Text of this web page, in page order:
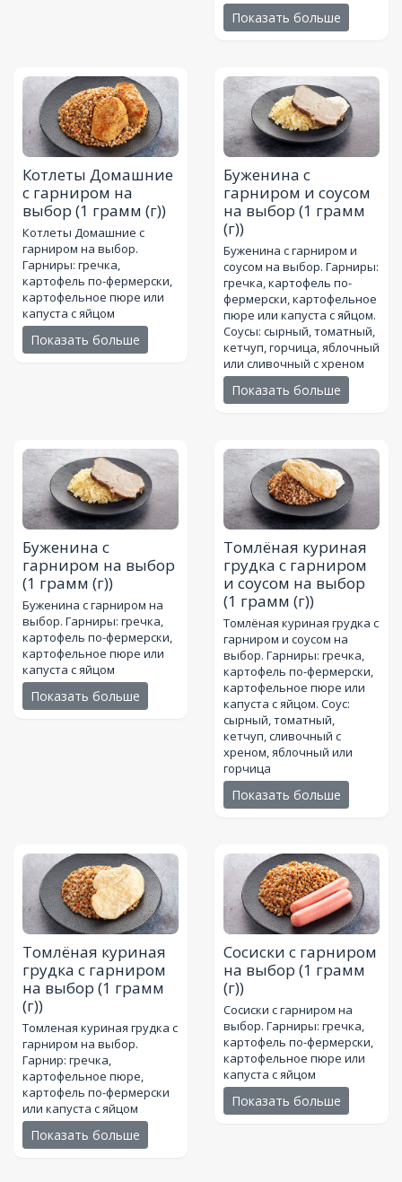
Показать больше
Котлеты Домашние
с гарниром на
выбор (1 грамм (г))
Котлеты Домашние с
гарниром на выбор.
Гарниры: гречка,
картофель по-фермерски,
картофельное пюре или
капуста с яйцом
Показать больше
Буженина с
гарниром и соусом
на выбор (1 грамм
(г))
Буженина с гарниром и
соусом на выбор. Гарниры:
гречка, картофель по-
фермерски, картофельное
пюре или капуста с яйцом.
Соусы: сырный, томатный,
кетчуп, горчица, яблочный
или сливочный с хреном
Показать больше
Буженина с
гарниром на выбор
(1 грамм (г))
Буженина с гарниром на
выбор. Гарниры: гречка,
картофель по-фермерски,
картофельное пюре или
капуста с яйцом
Показать больше
Томлёная куриная
грудка с гарниром
и соусом на выбор
(1 грамм (г))
Томлёная куриная грудка с
гарниром и соусом на
выбор. Гарниры: гречка,
картофель по-фермерски,
картофельное пюре или
капуста с яйцом. Соус:
сырный, томатный,
кетчуп, сливочный с
хреном, яблочный или
горчица
Показать больше
Томлёная куриная
грудка с гарниром
на выбор (1 грамм
(г))
Томленая куриная грудка с
гарниром на выбор.
Гарнир: гречка,
картофельное пюре,
картофель по-фермерски
или капуста с яйцом
Показать больше
Сосиски с гарниром
на выбор (1 грамм
(г))
Сосиски с гарниром на
выбор. Гарниры: гречка,
картофель по-фермерски,
картофельное пюре или
капуста с яйцом
Показать больше